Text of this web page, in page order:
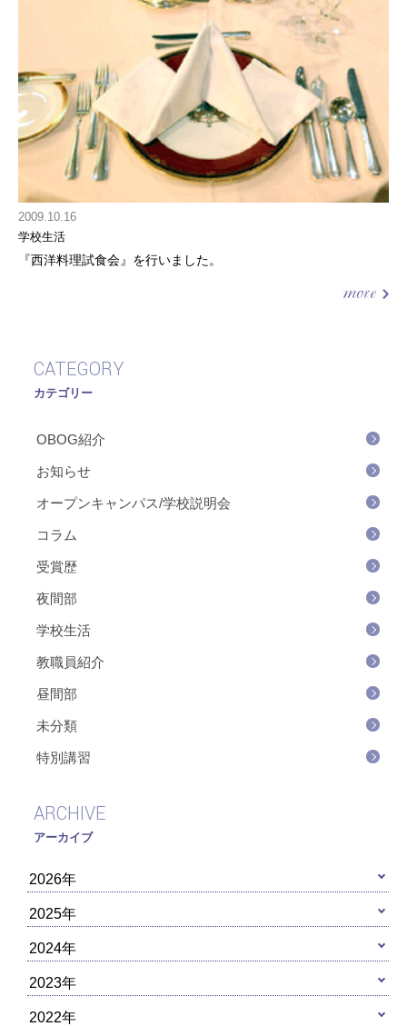
2009.10.16
学校生活
『西洋料理試食会』を行いました。
CATEGORY
カテゴリー
OBOG紹介
お知らせ
オープンキャンパス/学校説明会
コラム
受賞歴
夜間部
学校生活
教職員紹介
昼間部
未分類
特別講習
ARCHIVE
アーカイブ
2026年
2025年
2024年
2023年
2022年